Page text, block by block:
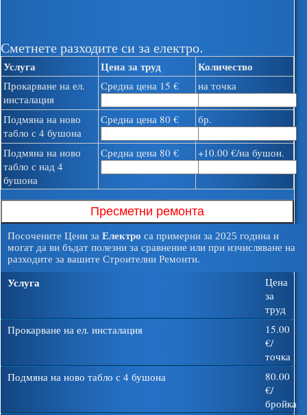
Сметнете разходите си за електро.
Услуга Цена за труд Количество
Прокарване на ел.
инсталация
Средна цена 15 € на точка
Подмяна на ново
табло с 4 бушона
Средна цена 80 € бр.
Подмяна на ново
табло с над 4
бушона
Средна цена 80 € +10.00 €/на бушон.
Посочените Цени за Електро са примерни за 2025 година и
могат да ви бъдат полезни за сравнение или при изчисляване на
разходите за вашите Строителни Ремонти.
Услуга
Цена
за
труд
Прокарване на ел. инсталация
15.00
€/
точка
Подмяна на ново табло с 4 бушона
80.00
€/
бройка